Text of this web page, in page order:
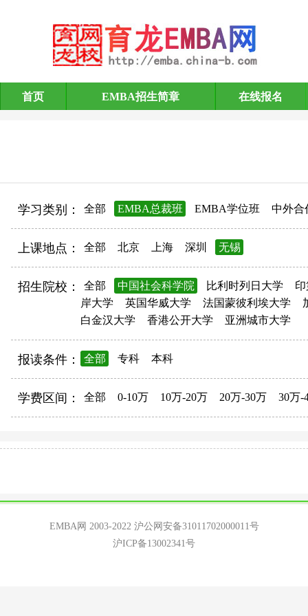
EMBA招生简章
首页 EMBA招生简章 在线报名
学习类别： 全部 EMBA总裁班 EMBA学位班 中外合
上课地点： 全部 北京 上海 深圳 无锡
招生院校： 全部 中国社会科学院 比利时列日大学
岸大学
英国华威大学 法国蒙彼利埃大学
白金汉大学
香港公开大学 亚洲城市大学
报读条件： 全部 专科 本科
学费区间： 全部 0-10万 10万-20万 20万-30万 30万-
EMBA网 2003-2022 沪公网安备31011702000011号
沪ICP备13002341号